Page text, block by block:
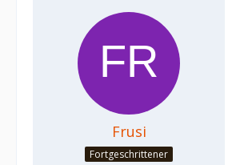
Frusi
Fortgeschrittener